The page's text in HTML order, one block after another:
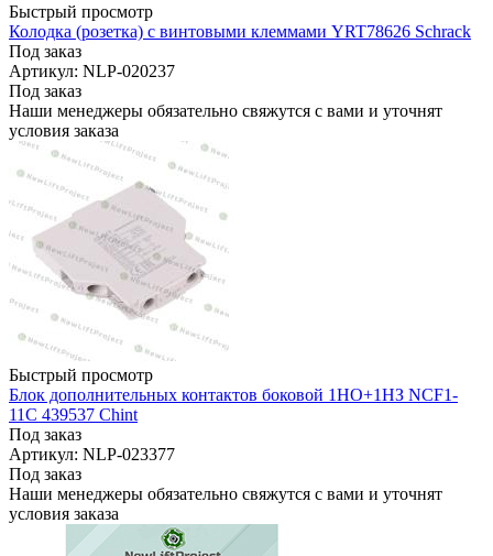
Быстрый просмотр
Колодка (розетка) с винтовыми клеммами YRT78626 Schrack
Под заказ
Артикул: NLP-020237
Под заказ
Наши менеджеры обязательно свяжутся с вами и уточнят
условия заказа
Быстрый просмотр
Блок дополнительных контактов боковой 1НО+1НЗ NCF1-
11C 439537 Chint
Под заказ
Артикул: NLP-023377
Под заказ
Наши менеджеры обязательно свяжутся с вами и уточнят
условия заказа